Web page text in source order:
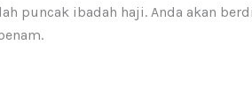
puncak ibadah haji. Anda akan